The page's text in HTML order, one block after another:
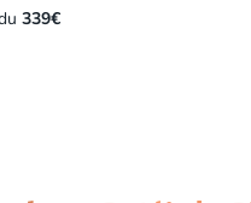
339€